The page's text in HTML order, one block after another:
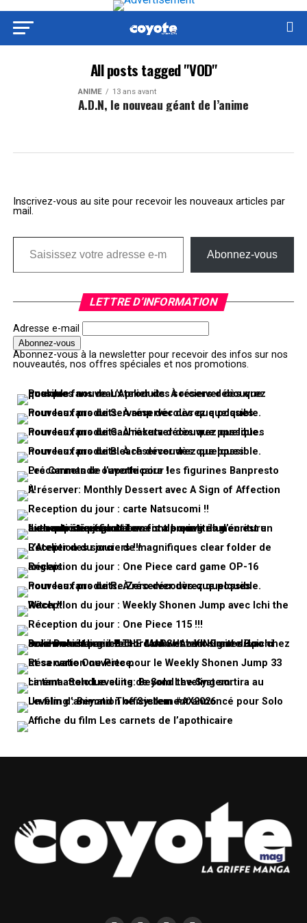
All posts tagged "VOD"
ANIME 13 ans avant
A.D.N, le nouveau géant de l’anime
Inscrivez-vous au site pour recevoir les nouveaux articles par
mail.
Saisissez votre adresse e-mail…
Abonnez-vous
LETTRE D’INFORMATION
Adresse e-mail
Abonnez-vous à la newsletter pour recevoir des infos sur nos
nouveautés, nos offres spéciales et nos promotions.